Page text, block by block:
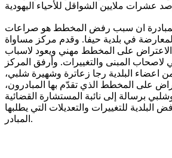
ان سبب رفض المخطط هو صراعات
في بلدية حيفا. وقدم مركز مساواة
على المخطط مهني ويعود لاسباب
لاصحاب المبنى والتغييرات. وأرفق المركز
اعضاء البلدية رجا زعاترة وشهيرة شلبي،
على المخطط الذي تقدّم بها المبادرون،
برسالة إلى نائبة المستشارة القضائية
البلدية للتغييرات والتعديلات التي يطلبها
المبادر.